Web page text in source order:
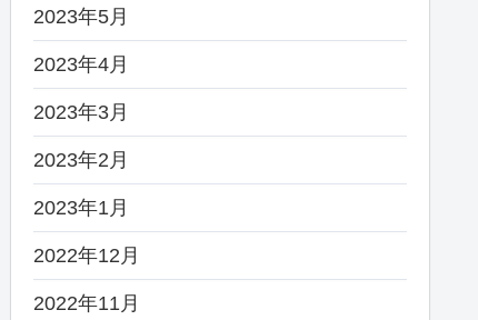
2023年5月
2023年4月
2023年3月
2023年2月
2023年1月
2022年12月
2022年11月